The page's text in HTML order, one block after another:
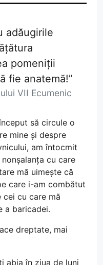
adăugirile
pomeniții
fie anatemă!”
VII Ecumenic
să circule o
mine și despre
am întocmit
cu care
mă uimește că
care i-am combătut
cu care mă
a baricadei.
dreptate, mai
abia în ziua de luni